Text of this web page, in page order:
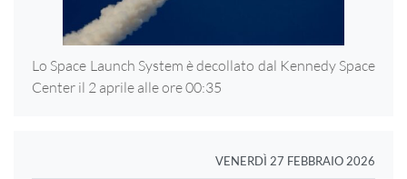
Lo Space Launch System è decollato dal Kennedy Space
Center il 2 aprile alle ore 00:35
VENERDÌ 27 FEBBRAIO 2026